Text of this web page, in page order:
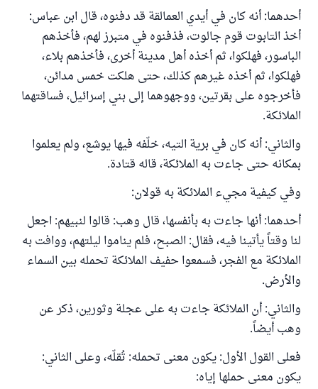
أحدهما: أنه كان في أيدي العمالقة قد دفنوه، قال ابن عباس:
أخذ التابوت قوم جالوت، فذفنوه في متبرز لهم، فأخذهم
الباسور، فهلكوا، ثم أخذه أهل مدينة أخرى، فأخذهم بلاء،
فهلكوا، ثم أخذه غيرهم كذلك، حتى هلكت خمس مدائن،
فأخرجوه على بقرتين، ووجهوهما إلى بني إسرائيل، فساقتهما
الملائكة.
والثاني: أنه كان في برية التيه، خلّفه فيها يوشع، ولم يعلموا
بمكانه حتى جاءت به الملائكة، قاله قتادة.
وفي كيفية مجيء الملائكة به قولان:
أحدهما: أنها جاءت به بأنفسها، قال وهب: قالوا لنبيهم: اجعل
لنا وقتاً يأتينا فيه، فقال: الصبح، فلم يناموا ليلتهم، ووافت به
الملائكة مع الفجر، فسمعوا حفيف الملائكة تحمله بين السماء
والأرض.
والثاني: أن الملائكة جاءت به على عجلة وثورين، ذكر عن
وهب أيضاً.
فعلى القول الأول: يكون معنى تحمله: تُقلّه، وعلى الثاني:
يكون معنى حملها إياه: